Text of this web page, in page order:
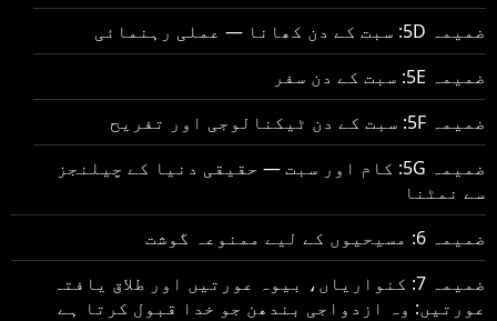
ضمیمہ 5D: سبت کے دن کھانا — عملی رہنمائی
ضمیمہ 5E: سبت کے دن سفر
ضمیمہ 5F: سبت کے دن ٹیکنالوجی اور تفریح
ضمیمہ 5G: کام اور سبت — حقیقی دنیا کے چیلنجز
سے نمٹنا
ضمیمہ 6: مسیحیوں کے لیے ممنوعہ گوشت
ضمیمہ 7: کنواریاں، بیوہ عورتیں اور طلاق یافتہ
عورتیں: وہ ازدواجی بندھن جو خدا قبول کرتا ہے